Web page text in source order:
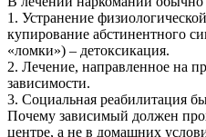
1. Устранение
купирование абстинентного
«ломки») – детоксикация.
2. Лечение, направленное на
зависимости.
3. Социальная реабилитация
Почему зависимый должен
центре, а не в домашних